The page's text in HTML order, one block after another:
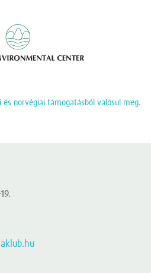
norvégiai támogatásból valósul meg.